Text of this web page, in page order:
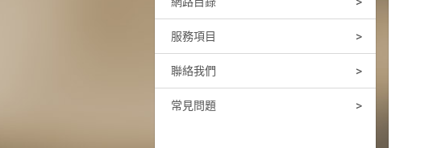
服務項目
聯絡我們
常見問題